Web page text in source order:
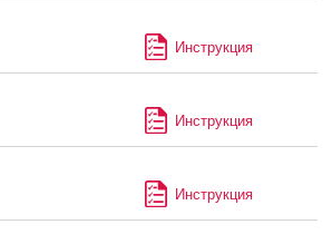
Инструкция
Инструкция
Инструкция